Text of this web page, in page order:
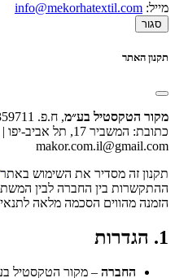
מייל: info@mekorhatextil.com
סגור
תקנון האתר
מקור הטקסטיל בע״מ, ח.פ. 513359711 (להלן: "החברה")
makor.com.il@gmail.com
תקנון זה מסדיר את השימוש באתר
ההתקשרות בין החברה לבין
הזמנה מהווים הסכמה מלאה לתנאי
1. הגדרות
החברה – מקור הטקסטיל בע״מ,